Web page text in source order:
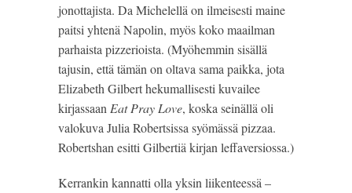
jonottajista. Da Michelellä on ilmeisesti maine
paitsi yhtenä Napolin, myös koko maailman
parhaista pizzerioista. (Myöhemmin sisällä
tajusin, että tämän on oltava sama paikka, jota
Elizabeth Gilbert hekumallisesti kuvailee
kirjassaan Eat Pray Love, koska seinällä oli
valokuva Julia Robertsissa syömässä pizzaa.
Robertshan esitti Gilbertiä kirjan leffaversiossa.)
Kerrankin kannatti olla yksin liikenteessä –